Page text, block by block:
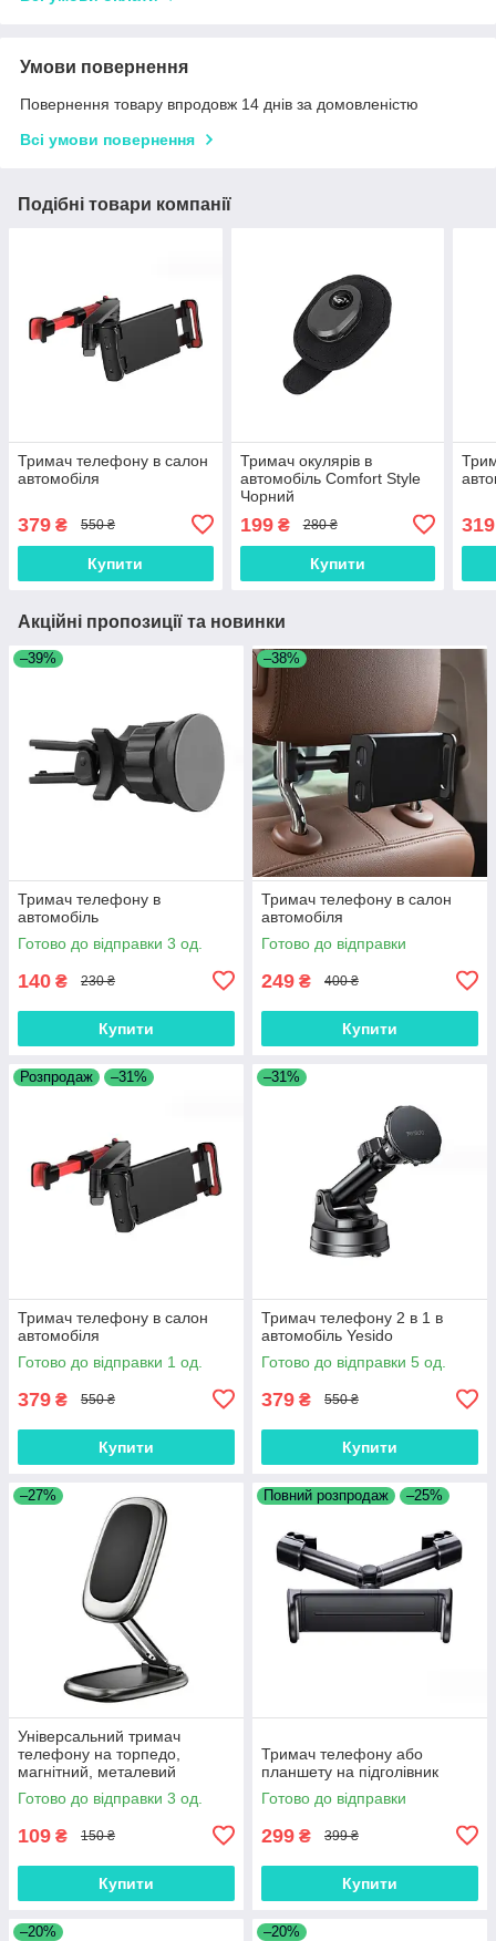
Умови повернення
Повернення товару впродовж 14 днів за домовленістю
Всі умови повернення
Подібні товари компанії
Тримач телефону в салон
автомобіля
379 ₴ 550 ₴
Купити
Тримач окулярів в
автомобіль Comfort Style
Чорний
199₴ 280 ₴
Купити
319
Акційні пропозиції та новинки
–39%
Тримач телефону в
автомобіль
Готово до відправки 3 од.
140 ₴ 230 ₴
Купити
–38%
Тримач телефону в салон
автомобіля
Готово до відправки
249 ₴ 400 ₴
Купити
Розпродаж –31%
Тримач телефону в салон
автомобіля
Готово до відправки 1 од.
379 ₴ 550 ₴
Купити
–31%
Тримач телефону 2 в 1 в
автомобіль Yesido
Готово до відправки 5 од.
379 ₴ 550 ₴
Купити
–27%
Універсальний тримач
телефону на торпедо,
магнітний, металевий
Готово до відправки 3 од.
109 ₴ 150 ₴
Купити
Повний розпродаж –25%
Тримач телефону або
планшету на підголівник
Готово до відправки
299 ₴ 399 ₴
Купити
–20% –20%